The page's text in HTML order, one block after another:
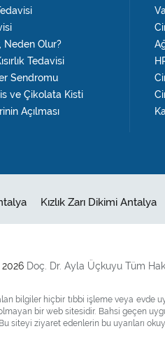
Neden Olur?
Tedavisi
Sendromu
ve Çikolata Kisti
Açılması
Kızlık Zarı Dikimi Antalya
2026 Doç. Dr. Ayla Üçkuyu Tüm
bilgiler hiçbir tıbbi işleme veya evde
bir web sitesidir. Bahsi geçen
siteyi ziyaret edenlerin bu uyarıları